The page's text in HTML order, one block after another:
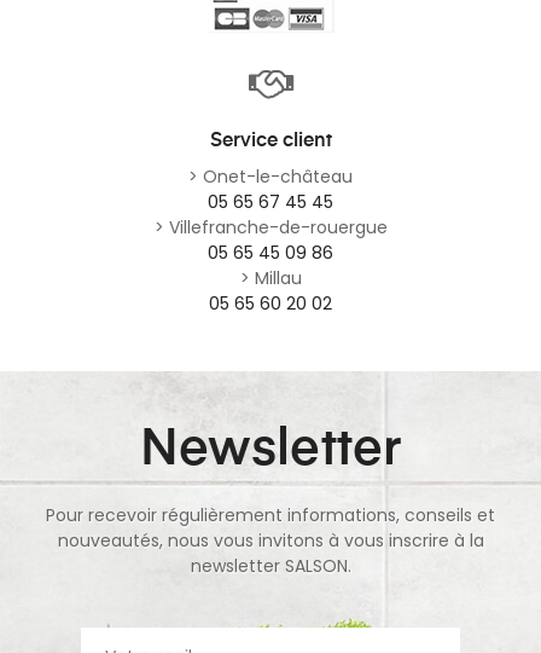
Service client
> Onet-le-château
05 65 67 45 45
> Villefranche-de-rouergue
05 65 45 09 86
> Millau
05 65 60 20 02
Newsletter
Pour recevoir régulièrement informations, conseils et
nouveautés, nous vous invitons à vous inscrire à la
newsletter SALSON.